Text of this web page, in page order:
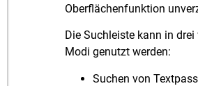
Oberflächenfunktion
Die Suchleiste kann in drei
Modi genutzt werden:
Suchen von